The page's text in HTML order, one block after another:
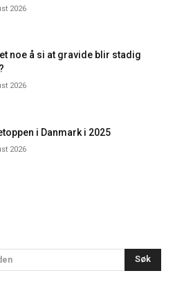
2026
noe å si at gravide blir stadig
2026
i Danmark i 2025
2026
Søk